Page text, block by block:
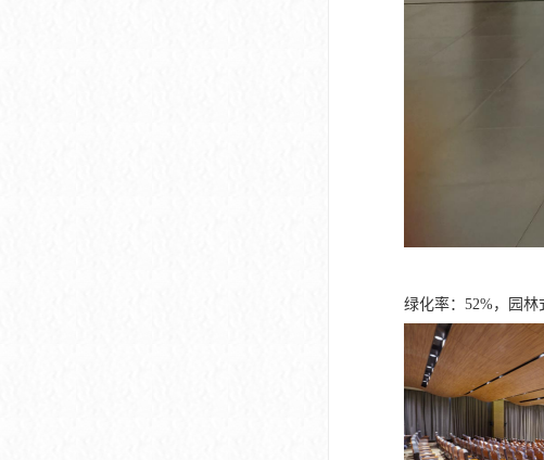
绿化率：52%，园林